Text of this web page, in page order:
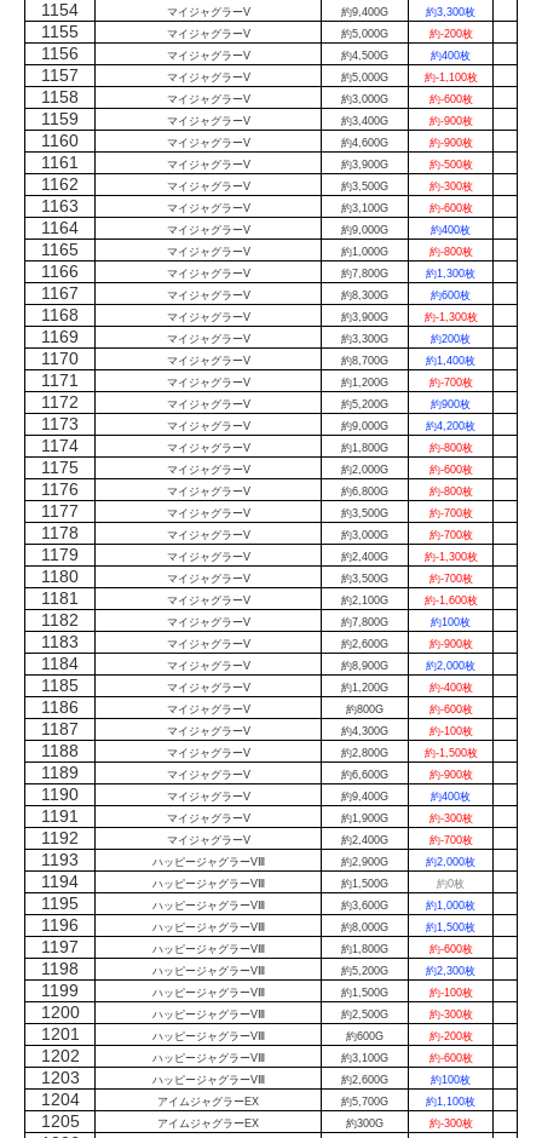
1154 マイジャグラーV 約9,400G 約3,300枚
1155 マイジャグラーV 約5,000G 約-200枚
1156 マイジャグラーV 約4,500G 約400枚
1157 マイジャグラーV 約5,000G 約-1,100枚
1158 マイジャグラーV 約3,000G 約-600枚
1159 マイジャグラーV 約3,400G 約-900枚
1160 マイジャグラーV 約4,600G 約-900枚
1161 マイジャグラーV 約3,900G 約-500枚
1162 マイジャグラーV 約3,500G 約-300枚
1163 マイジャグラーV 約3,100G 約-600枚
1164 マイジャグラーV 約9,000G 約400枚
1165 マイジャグラーV 約1,000G 約-800枚
1166 マイジャグラーV 約7,800G 約1,300枚
1167 マイジャグラーV 約8,300G 約600枚
1168 マイジャグラーV 約3,900G 約-1,300枚
1169 マイジャグラーV 約3,300G 約200枚
1170 マイジャグラーV 約8,700G 約1,400枚
1171 マイジャグラーV 約1,200G 約-700枚
1172 マイジャグラーV 約5,200G 約900枚
1173 マイジャグラーV 約9,000G 約4,200枚
1174 マイジャグラーV 約1,800G 約-800枚
1175 マイジャグラーV 約2,000G 約-600枚
1176 マイジャグラーV 約6,800G 約-800枚
1177 マイジャグラーV 約3,500G 約-700枚
1178 マイジャグラーV 約3,000G 約-700枚
1179 マイジャグラーV 約2,400G 約-1,300枚
1180 マイジャグラーV 約3,500G 約-700枚
1181 マイジャグラーV 約2,100G 約-1,600枚
1182 マイジャグラーV 約7,800G 約100枚
1183 マイジャグラーV 約2,600G 約-900枚
1184 マイジャグラーV 約8,900G 約2,000枚
1185 マイジャグラーV 約1,200G 約-400枚
1186 マイジャグラーV 約800G 約-600枚
1187 マイジャグラーV 約4,300G 約-100枚
1188 マイジャグラーV 約2,800G 約-1,500枚
1189 マイジャグラーV 約6,600G 約-900枚
1190 マイジャグラーV 約9,400G 約400枚
1191 マイジャグラーV 約1,900G 約-300枚
1192 マイジャグラーV 約2,400G 約-700枚
1193 ハッピージャグラーVⅢ 約2,900G 約2,000枚
1194 ハッピージャグラーVⅢ 約1,500G 約0枚
1195 ハッピージャグラーVⅢ 約3,600G 約1,000枚
1196 ハッピージャグラーVⅢ 約8,000G 約1,500枚
1197 ハッピージャグラーVⅢ 約1,800G 約-600枚
1198 ハッピージャグラーVⅢ 約5,200G 約2,300枚
1199 ハッピージャグラーVⅢ 約1,500G 約-100枚
1200 ハッピージャグラーVⅢ 約2,500G 約-300枚
1201 ハッピージャグラーVⅢ 約600G 約-200枚
1202 ハッピージャグラーVⅢ 約3,100G 約-600枚
1203 ハッピージャグラーVⅢ 約2,600G 約100枚
1204 アイムジャグラーEX 約5,700G 約1,100枚
1205 アイムジャグラーEX 約300G 約-300枚